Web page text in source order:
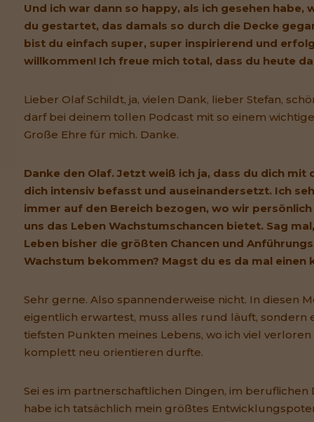
Und ich war dann so happy, als ich gesehen habe,
du gestartet, das damals so durch die Decke
bist du einfach super, super inspirierend und
willkommen! Ich freue mich total, dass du heute
Lieber Olaf Schildt, ja, vielen Dank, lieber Stefan,
darf bei deinem tollen Podcast mit so einem
Große Ehre für mich. Danke.
Danke den Olaf. Jetzt weiß ich ja, dass du dich mit
dich intensiv befasst und auseinandersetzt. Ich
immer auf den Bereich bezogen, wo wir
uns das Leben Wachstumschancen bietet. Sag
Leben bisher die größten Chancen und
Wachstum bekommen? Magst du es da mal einen
Sehr gerne. Also spannenderweise nicht. In diesen
eigentlich erwartest, muss alles rund läuft, sondern
tiefsten Punkten meines Lebens, wo ich viel
komplett neu orientieren durfte.
Sei es im partnerschaftlichen Dingen, im
habe ich tatsächlich mein größtes